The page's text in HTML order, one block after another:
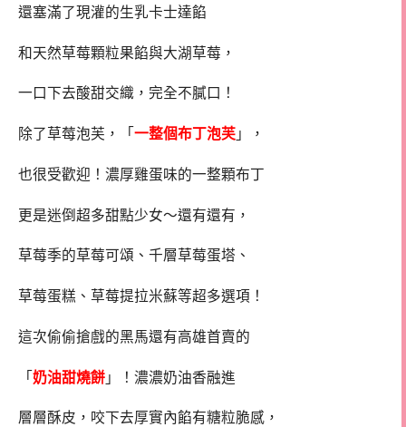
還塞滿了現灌的生乳卡士達餡
和天然草莓顆粒果餡與大湖草莓，
一口下去酸甜交織，完全不膩口！
除了草莓泡芙，「 一整個布丁泡芙 」，
也很受歡迎！濃厚雞蛋味的一整顆布丁
更是迷倒超多甜點少女～還有還有，
草莓季的草莓可頌、千層草莓蛋塔、
草莓蛋糕、草莓提拉米蘇等超多選項！
這次偷偷搶戲的黑馬還有高雄首賣的
「 奶油甜燒餅 」！濃濃奶油香融進
層層酥皮，咬下去厚實內餡有糖粒脆感，